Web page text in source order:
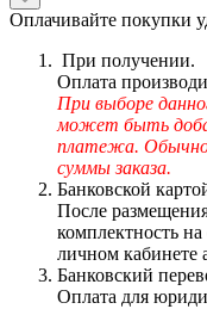
Оплачивайте покупки
При получении.
Оплата
При выборе
может быть
платежа. Обычно
суммы заказа.
Банковской
После
комплектность
личном кабинете
Банковский
Оплата для